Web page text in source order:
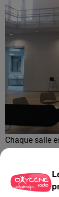
Chaque salle
Crédit :
Des box